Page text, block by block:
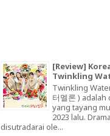
[Review]
Twinkling
Twinkling
터멜론 )
yang tayang
2023 lalu.
disutradarai ole...